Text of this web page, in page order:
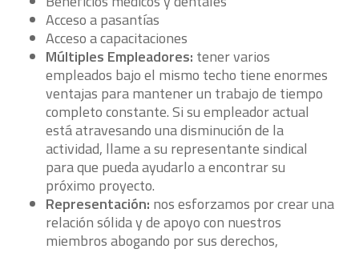
Acceso a pasantías
Acceso a capacitaciones
Múltiples Empleadores: tener varios
empleados bajo el mismo techo tiene enormes
ventajas para mantener un trabajo de tiempo
completo constante. Si su empleador actual
está atravesando una disminución de la
actividad, llame a su representante sindical
para que pueda ayudarlo a encontrar su
próximo proyecto.
Representación: nos esforzamos por crear una
relación sólida y de apoyo con nuestros
miembros abogando por sus derechos,